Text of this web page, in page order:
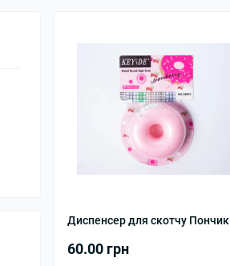
Диспенсер для скотчу Пончик
60.00 грн